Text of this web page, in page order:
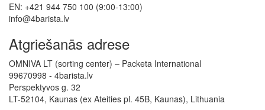
EN: +421 944 750 100 (9:00-13:00)
info@4barista.lv
Atgriešanās adrese
OMNIVA LT (sorting center) – Packeta International
99670998 - 4barista.lv
Perspektyvos g. 32
LT-52104, Kaunas (ex Ateities pl. 45B, Kaunas), Lithuania